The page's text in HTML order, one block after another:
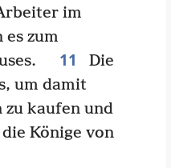
im
zum
11
Die
um damit
zu kaufen und
Könige von